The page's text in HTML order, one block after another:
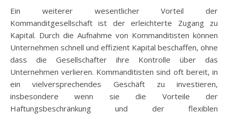
Ein weiterer wesentlicher Vorteil der
Kommanditgesellschaft ist der erleichterte Zugang zu
Kapital. Durch die Aufnahme von Kommanditisten können
Unternehmen schnell und effizient Kapital beschaffen, ohne
dass die Gesellschafter ihre Kontrolle über das
Unternehmen verlieren. Kommanditisten sind oft bereit, in
ein vielversprechendes Geschäft zu investieren,
insbesondere wenn sie die Vorteile der
Haftungsbeschränkung und der flexiblen